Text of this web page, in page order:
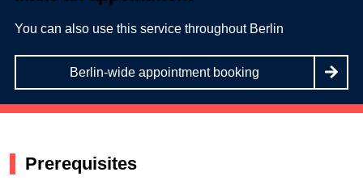
You can also use this service throughout Berlin
Berlin-wide appointment booking
Prerequisites